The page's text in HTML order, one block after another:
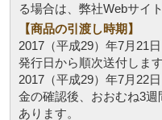
る場合は、弊社Webサイ
【商品の引渡し時期】
2017（平成29）年7月21
発行日から順次送付します
2017（平成29）年7月22
金の確認後、おおむね3
あります。